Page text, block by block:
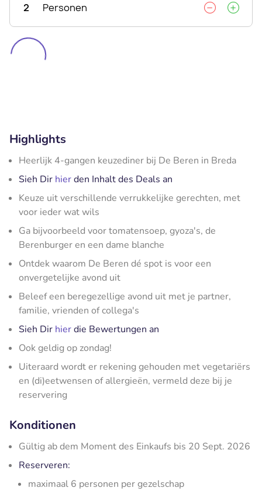
2 Personen
Highlights
Heerlijk 4-gangen keuzediner bij De Beren in Breda
Sieh Dir hierden Inhalt des Deals an
Keuze uit verschillende verrukkelijke gerechten, met
voor ieder wat wils
Ga bijvoorbeeld voor tomatensoep, gyoza's, de
Berenburger en een dame blanche
Ontdek waarom De Beren dé spot is voor een
onvergetelijke avond uit
Beleef een beregezellige avond uit met je partner,
familie, vrienden of collega's
Sieh Dir hierdie Bewertungen an
Ook geldig op zondag!
Uiteraard wordt er rekening gehouden met vegetariërs
en (di)eetwensen of allergieën, vermeld deze bij je
reservering
Konditionen
Gültig ab dem Moment des Einkaufs bis 20 Sept. 2026
Reserveren:
maximaal 6 personen per gezelschap